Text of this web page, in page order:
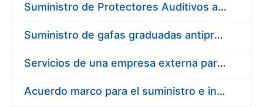
Suministro de Protectores Auditivos a medida para las personas trabajadoras de los Centros de Trabajo de Madrid y Burgos
Suministro de gafas graduadas antiproyecciones para los trabajadores de la FNMT-RCM en los centros de trabajo de Madrid y Burgos
Servicios de una empresa externa para el asesoramiento y resolución de los recursos de alzada que se presentan relacionados con procesos de selección para la FNMT-RCM
Acuerdo marco para el suministro e instalación de persianas, estores y otros complementos